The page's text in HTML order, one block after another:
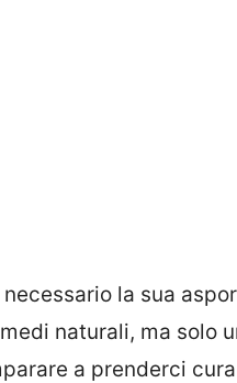
la sua
naturali, ma solo
a prenderci